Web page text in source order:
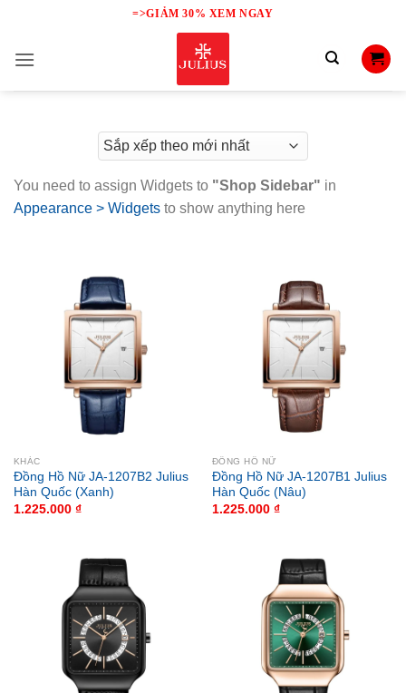
content
=>GIẢM 30% XEM NGAY
You need to assign Widgets to "Shop Sidebar" in
Appearance > Widgets to show anything here
KHÁC
Đồng Hồ Nữ JA-1207B2 Julius
Hàn Quốc (Xanh)
1.225.000 ₫
ĐỒNG HỒ NỮ
Đồng Hồ Nữ JA-1207B1 Julius
Hàn Quốc (Nâu)
1.225.000 ₫